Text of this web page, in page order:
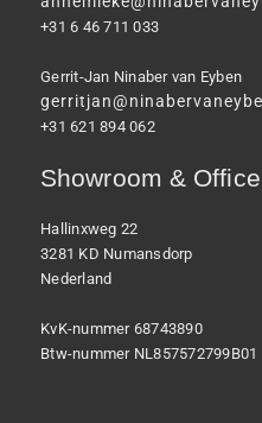
+31 6 46 711 033
Gerrit-Jan Ninaber van Eyben
+31 621 894 062
Showroom & Office
Hallinxweg 22
3281 KD Numansdorp
Nederland
KvK-nummer 68743890
Btw-nummer NL857572799B01